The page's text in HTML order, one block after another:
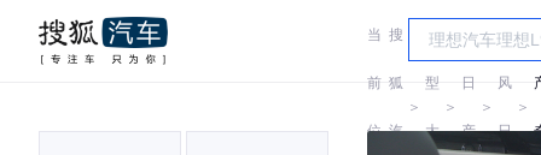
当
前
位
搜
狐
汽
＞
车
型
大
＞
日
产
＞
东
风
日
＞